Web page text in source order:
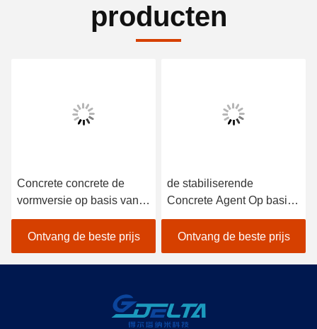
producten
Concrete concrete de
vormversie op basis van
water van Construction
van de Versieagent
Ontvang de beste prijs
de stabiliserende
Concrete Agent Op basis
van water van de
Vormversie
Ontvang de beste prijs